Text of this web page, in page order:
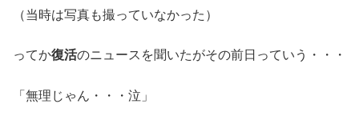
（当時は写真も撮っていなかった）
ってか復活のニュースを聞いたがその前日っていう・・・
「無理じゃん・・・泣」